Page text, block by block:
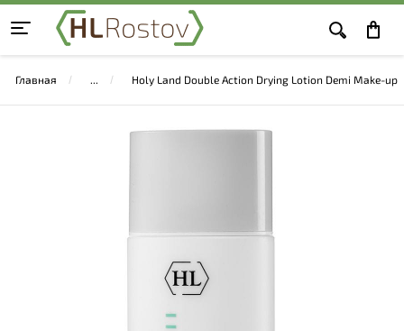
Главная Holy Land Double Action Drying Lotion Demi Make-up